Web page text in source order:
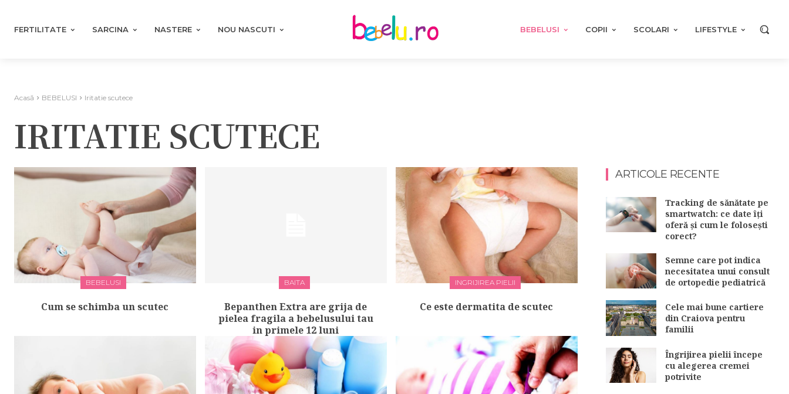
FERTILITATE SARCINA NASTERE NOU NASCUTI BEBELUSI COPII SCOLARI LIFESTYLE
Acasă BEBELUSI Iritatie scutece
IRITATIE SCUTECE
BEBELUSI
Cum se schimba un scutec
BAITA
Bepanthen Extra are grija de
pielea fragila a bebelusului tau
in primele 12 luni
INGRIJIREA PIELII
Ce este dermatita de scutec
ARTICOLE RECENTE
Tracking de sănătate pe
smartwatch: ce date îți
oferă și cum le folosești
corect?
Semne care pot indica
necesitatea unui consult
de ortopedie pediatrică
Cele mai bune cartiere
din Craiova pentru
familii
Îngrijirea pielii începe
cu alegerea cremei
potrivite